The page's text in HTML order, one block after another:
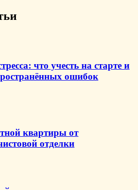
что учесть на старте и
ошибок
квартиры от
отделки